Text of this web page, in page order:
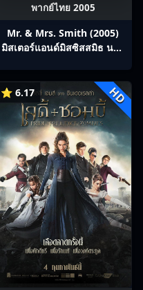
พากย์ไทย 2005
Mr. & Mrs. Smith (2005)
มิสเตอร์แอนด์มิสซิสสมิธ นาย
⭐ 6.17 HD